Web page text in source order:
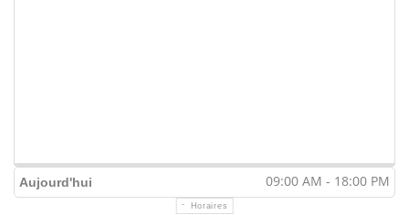
Aujourd'hui 09:00 AM - 18:00 PM
Horaires